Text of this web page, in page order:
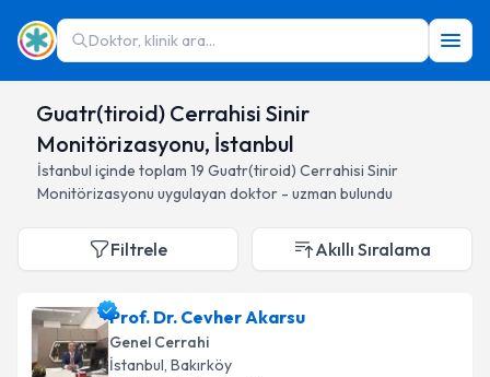
Doktor, klinik ara...
Guatr(tiroid) Cerrahisi Sinir
Monitörizasyonu, İstanbul
İstanbul içinde toplam 19 Guatr(tiroid) Cerrahisi Sinir
Monitörizasyonu uygulayan doktor - uzman bulundu
Filtrele Akıllı Sıralama
Prof. Dr. Cevher Akarsu
Genel Cerrahi
İstanbul, Bakırköy